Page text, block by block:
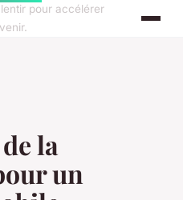
pour accélérer
la
un